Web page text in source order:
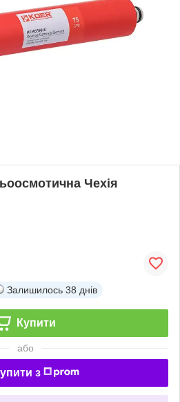
Чехія
Залишилось 38 днів
Купити
або
з